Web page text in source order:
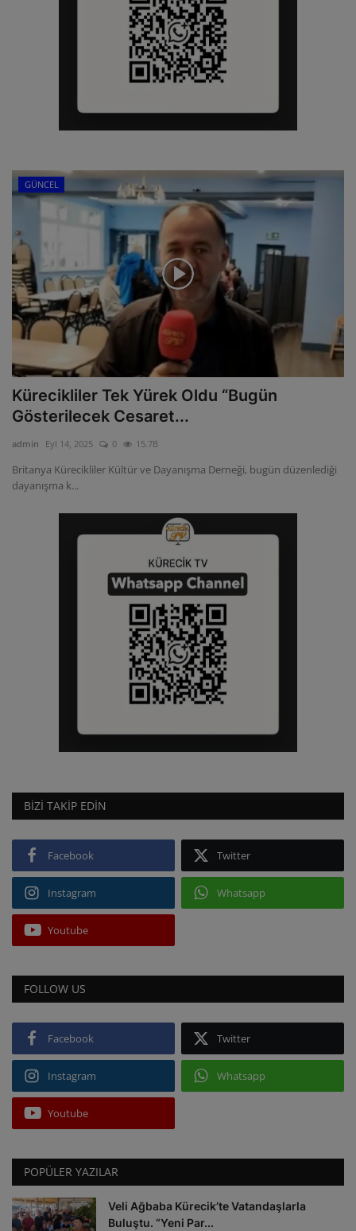
GÜNCEL
Kürecikliler Tek Yürek Oldu “Bugün
Gösterilecek Cesaret...
admin Eyl 14, 2025 0 15.7B
Britanya Kürecikliler Kültür ve Dayanışma Derneği, bugün düzenlediği
dayanışma k...
BIZI TAKIP EDIN
Facebook Twitter
Instagram Whatsapp
Youtube
FOLLOW US
Facebook Twitter
Instagram Whatsapp
Youtube
POPÜLER YAZILAR
Veli Ağbaba Kürecik’te Vatandaşlarla
Buluştu. “Yeni Par...